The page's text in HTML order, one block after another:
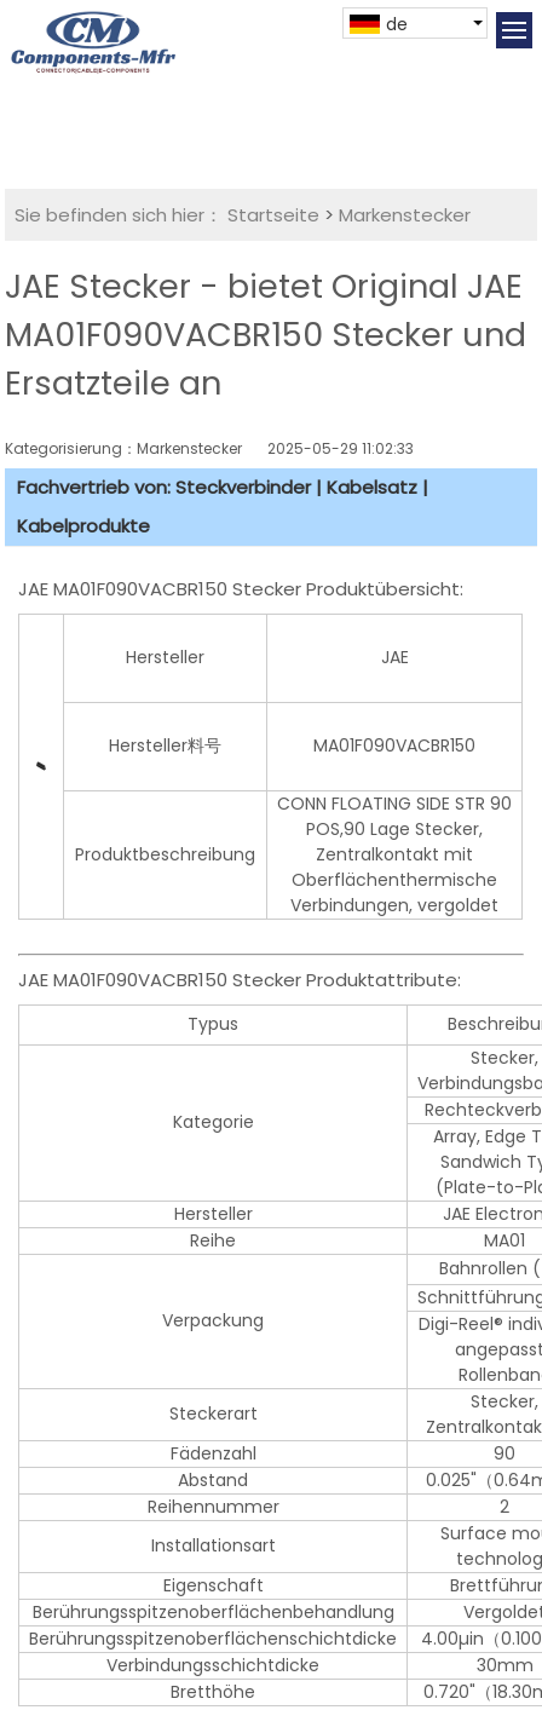
de
Sie befinden sich hier： Startseite >Markenstecker
JAE Stecker - bietet Original JAE
MA01F090VACBR150 Stecker und
Ersatzteile an
Kategorisierung：Markenstecker 2025-05-29 11:02:33
Fachvertrieb von: Steckverbinder | Kabelsatz |
Kabelprodukte
JAE MA01F090VACBR150 Stecker Produktübersicht:
Hersteller JAE
Hersteller料号 MA01F090VACBR150
Produktbeschreibung
CONN FLOATING SIDE STR 90
POS,90 Lage Stecker,
Zentralkontakt mit
Oberflächenthermische
Verbindungen, vergoldet
JAE MA01F090VACBR150 Stecker Produktattribute:
Typus
Kategorie
Stecker,
Array, Edge
Sandwich
(Plate-to-
Hersteller
JAE
Reihe
MA01
Verpackung
Bahnrollen
Digi-Reel®
Steckerart
Stecker,
Fädenzahl
90
Abstand
0.025"（
Reihennummer
2
Installationsart
Surface
Eigenschaft
Berührungsspitzenoberflächenbehandlung
Berührungsspitzenoberflächenschichtdicke
4.00µin（
Verbindungsschichtdicke
30mm
Bretthöhe
0.720"（